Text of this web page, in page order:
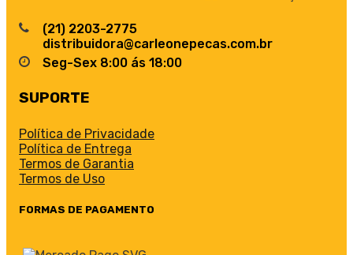
(21) 2203-2775
distribuidora@carleonepecas.com.br
Seg-Sex 8:00 ás 18:00
SUPORTE
Política de Privacidade
Política de Entrega
Termos de Garantia
Termos de Uso
FORMAS DE PAGAMENTO